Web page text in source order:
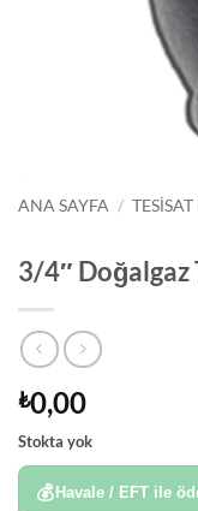
ANA SAYFA /
3/4″ Doğalgaz
₺0,00
Stokta yok
💰 Havale / EFT ile